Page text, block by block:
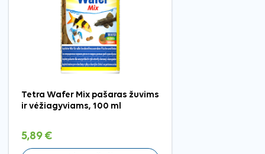
Tetra Wafer Mix pašaras žuvims
ir vėžiagyviams, 100 ml
5,89 €